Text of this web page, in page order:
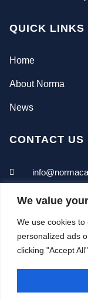
We value
We use cookies
personalized ads
clicking "Accept
QUICK LINKS
Home
About Norma
News
CONTACT US
+356 7942